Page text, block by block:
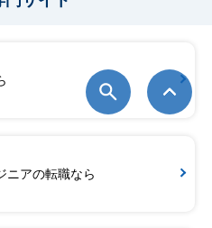
ニアの転職なら